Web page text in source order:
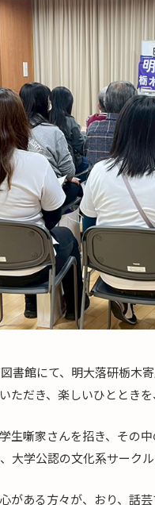
書館にて、明大落研栃木
ただき、楽しいひとときを
生噺家さんを招き、その
大学公認の文化系サークル
がある方々が、おり、話